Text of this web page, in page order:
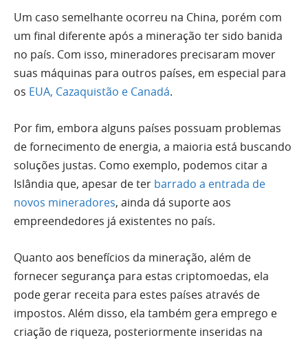
Um caso semelhante ocorreu na China, porém com
um final diferente após a mineração ter sido banida
no país. Com isso, mineradores precisaram mover
suas máquinas para outros países, em especial para
os EUA, Cazaquistão e Canadá.
Por fim, embora alguns países possuam problemas
de fornecimento de energia, a maioria está buscando
soluções justas. Como exemplo, podemos citar a
Islândia que, apesar de ter barrado a entrada de
novos mineradores, ainda dá suporte aos
empreendedores já existentes no país.
Quanto aos benefícios da mineração, além de
fornecer segurança para estas criptomoedas, ela
pode gerar receita para estes países através de
impostos. Além disso, ela também gera emprego e
criação de riqueza, posteriormente inseridas na